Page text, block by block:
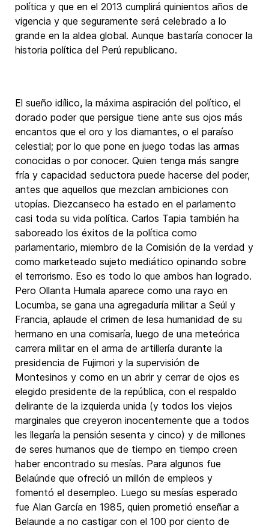
política y que en el 2013 cumplirá quinientos años de
vigencia y que seguramente será celebrado a lo
grande en la aldea global. Aunque bastaría conocer la
historia política del Perú republicano.
El sueño idílico, la máxima aspiración del político, el
dorado poder que persigue tiene ante sus ojos más
encantos que el oro y los diamantes, o el paraíso
celestial; por lo que pone en juego todas las armas
conocidas o por conocer. Quien tenga más sangre
fría y capacidad seductora puede hacerse del poder,
antes que aquellos que mezclan ambiciones con
utopías. Diezcanseco ha estado en el parlamento
casi toda su vida política. Carlos Tapia también ha
saboreado los éxitos de la política como
parlamentario, miembro de la Comisión de la verdad y
como marketeado sujeto mediático opinando sobre
el terrorismo. Eso es todo lo que ambos han logrado.
Pero Ollanta Humala aparece como una rayo en
Locumba, se gana una agregaduría militar a Seúl y
Francia, aplaude el crimen de lesa humanidad de su
hermano en una comisaría, luego de una meteórica
carrera militar en el arma de artillería durante la
presidencia de Fujimori y la supervisión de
Montesinos y como en un abrir y cerrar de ojos es
elegido presidente de la república, con el respaldo
delirante de la izquierda unida (y todos los viejos
marginales que creyeron inocentemente que a todos
les llegaría la pensión sesenta y cinco) y de millones
de seres humanos que de tiempo en tiempo creen
haber encontrado su mesías. Para algunos fue
Belaúnde que ofreció un millón de empleos y
fomentó el desempleo. Luego su mesías esperado
fue Alan García en 1985, quien prometió enseñar a
Belaunde a no castigar con el 100 por ciento de